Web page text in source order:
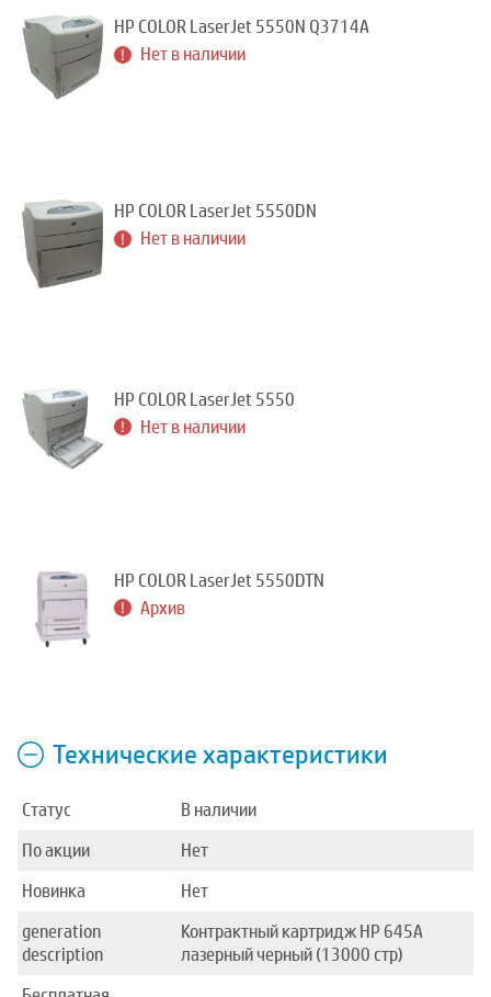
HP COLOR LaserJet 5550N Q3714A
Нет в наличии
HP COLOR LaserJet 5550DN
Нет в наличии
HP COLOR LaserJet 5550
Нет в наличии
HP COLOR LaserJet 5550DTN
Архив
Технические характеристики
Статус
В наличии
По акции
Нет
Новинка
Нет
generation
description
Контрактный картридж HP 645A
лазерный черный (13000 стр)